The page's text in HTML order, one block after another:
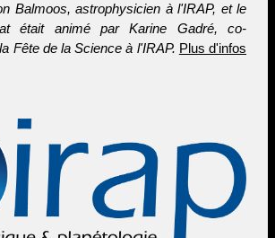
Balmoos, astrophysicien à l'IRAP, et le
était animé par Karine Gadré, co-
Fête de la Science à l'IRAP. Plus d'infos